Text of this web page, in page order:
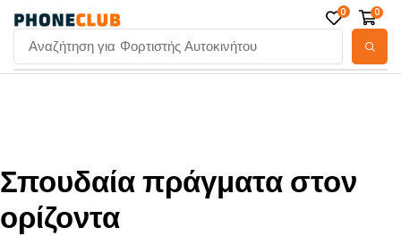
Αναζήτηση για Φορτιστής Αυτοκινήτου
0 0
Σπουδαία πράγματα στον
ορίζοντα